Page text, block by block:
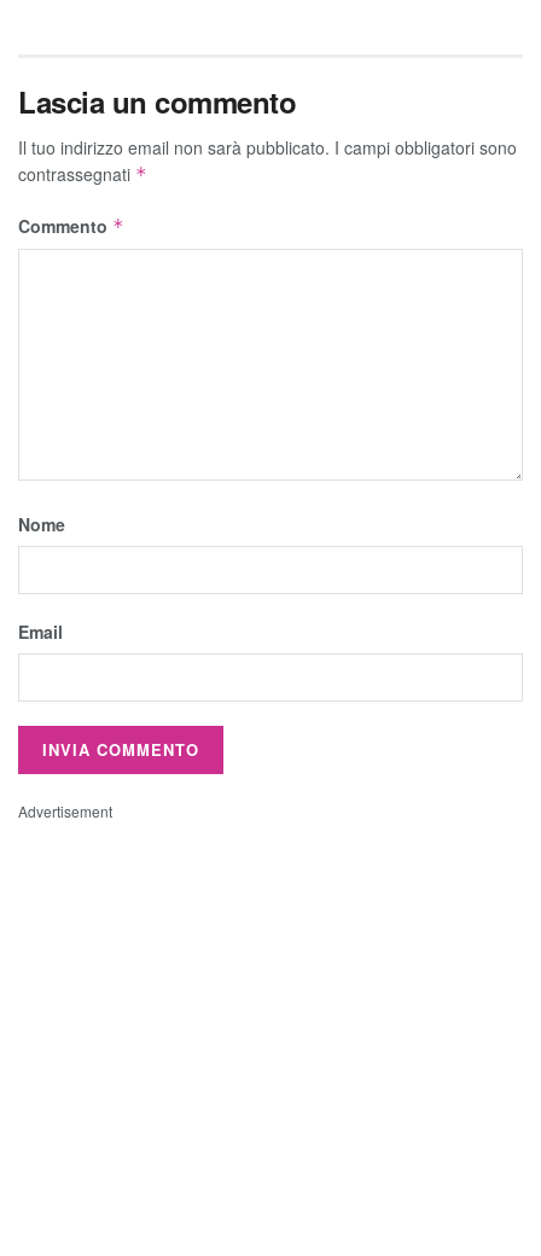
Lascia un commento
Il tuo indirizzo email non sarà pubblicato. I campi obbligatori sono
contrassegnati *
Commento *
Nome
Email
Advertisement